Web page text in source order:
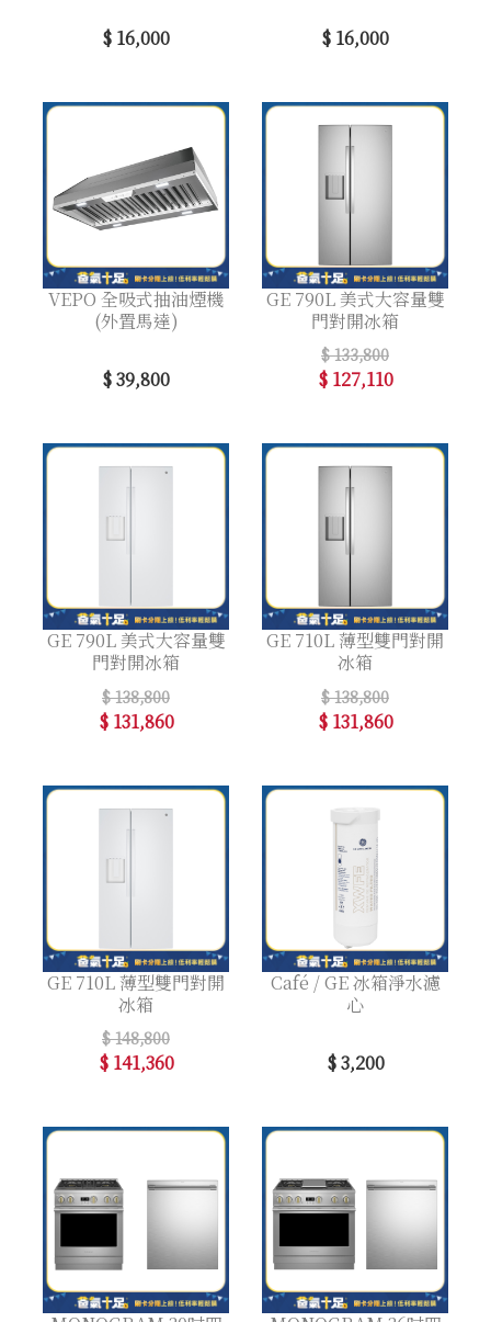
$ 16,000
$ 16,000
VEPO 全吸式抽油煙機
(外置馬達)
$ 39,800
GE 790L 美式大容量雙
門對開冰箱
$ 133,800
$ 127,110
GE 790L 美式大容量雙
門對開冰箱
$ 138,800
$ 131,860
GE 710L 薄型雙門對開
冰箱
$ 138,800
$ 131,860
GE 710L 薄型雙門對開
冰箱
$ 148,800
$ 141,360
Café / GE 冰箱淨水濾
心
$ 3,200